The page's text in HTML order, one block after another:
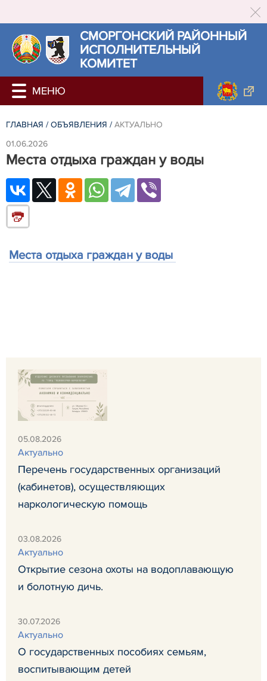
СМОРГОНСКИЙ РАЙОННЫЙ
ИСПОЛНИТЕЛЬНЫЙ
КОМИТЕТ
ГЛАВНАЯ / ОБЪЯВЛЕНИЯ / АКТУАЛЬНО
01.06.2026
Места отдыха граждан у воды
Места отдыха граждан у воды
05.08.2026
Актуально
Перечень государственных организаций
(кабинетов), осуществляющих
наркологическую помощь
03.08.2026
Актуально
Открытие сезона охоты на водоплавающую
и болотную дичь.
30.07.2026
Актуально
О государственных пособиях семьям,
воспитывающим детей